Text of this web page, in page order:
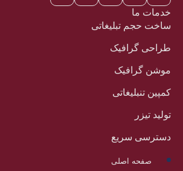
خدمات ما
ساخت حجم تبلیغاتی
طراحی گرافیک
موشن گرافیک
کمپین تنبلیغاتی
تولید تیزر
دسترسی سریع
صفحه اصلی